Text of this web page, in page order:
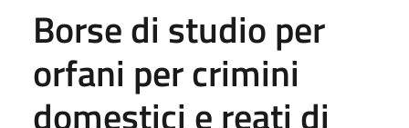
Borse di studio per
orfani per crimini
domestici e reati di